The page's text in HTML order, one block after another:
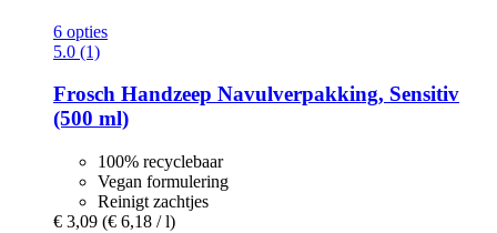
6 opties
5.0 (1)
Frosch Handzeep Navulverpakking, Sensitiv
(500 ml)
100% recyclebaar
Vegan formulering
Reinigt zachtjes
€ 3,09 (€ 6,18 / l)